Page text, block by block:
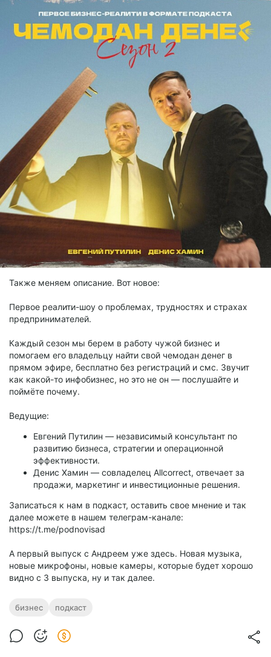
Также меняем описание. Вот новое:
Первое реалити-шоу о проблемах, трудностях и страхах
предпринимателей.
Каждый сезон мы берем в работу чужой бизнес и
помогаем его владельцу найти свой чемодан денег в
прямом эфире, бесплатно без регистраций и смс. Звучит
как какой-то инфобизнес, но это не он — послушайте и
поймёте почему.
Ведущие:
Евгений Путилин — независимый консультант по
развитию бизнеса, стратегии и операционной
эффективности.
Денис Хамин — совладелец Allcorrect, отвечает за
продажи, маркетинг и инвестиционные решения.
Записаться к нам в подкаст, оставить свое мнение и так
далее можете в нашем телеграм-канале:
https://t.me/podnovisad
А первый выпуск с Андреем уже здесь. Новая музыка,
новые микрофоны, новые камеры, которые будет хорошо
видно с 3 выпуска, ну и так далее.
бизнес подкаст